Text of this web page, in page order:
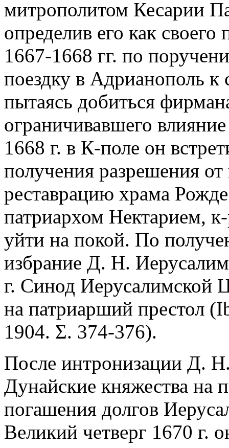
митрополитом Кесарии
определив его как
1667-1668 гг. по
поездку в Адрианополь
пытаясь добиться
ограничивавшего
1668 г. в К-поле он
получения разрешения от
реставрацию храма
патриархом Нектарием,
уйти на покой. По
избрание Д. Н.
г. Синод Иерусалимской
на патриарший престол
1904. Σ. 374-376).
После интронизации Д.
Дунайские княжества на
погашения долгов
Великий четверг 1670 г.